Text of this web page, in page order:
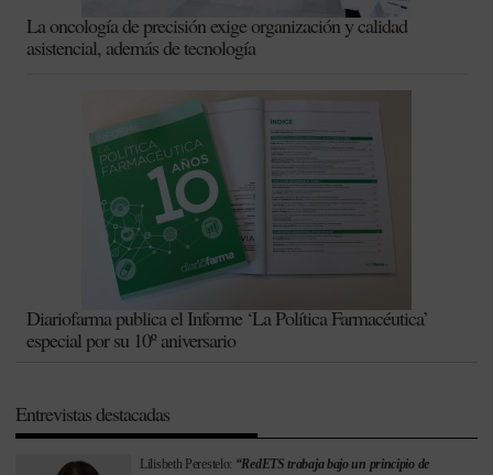
La oncología de precisión exige organización y calidad
asistencial, además de tecnología
Diariofarma publica el Informe ‘La Política Farmacéutica’
especial por su 10º aniversario
Entrevistas destacadas
Lilisbeth Perestelo: “RedETS trabaja bajo un principio de